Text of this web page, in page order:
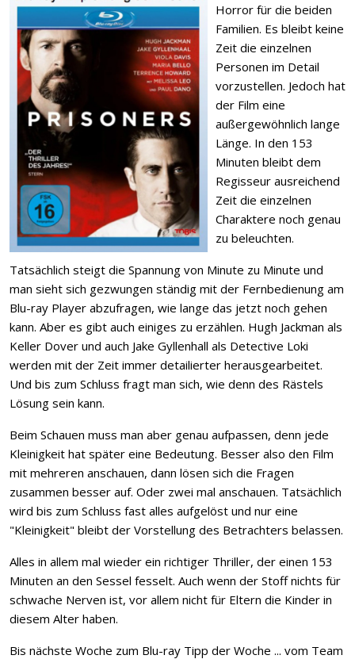
Horror für die beiden
Familien. Es bleibt keine
Zeit die einzelnen
Personen im Detail
vorzustellen. Jedoch hat
der Film eine
außergewöhnlich lange
Länge. In den 153
Minuten bleibt dem
Regisseur ausreichend
Zeit die einzelnen
Charaktere noch genau
zu beleuchten.
Tatsächlich steigt die Spannung von Minute zu Minute und
man sieht sich gezwungen ständig mit der Fernbedienung am
Blu-ray Player abzufragen, wie lange das jetzt noch gehen
kann. Aber es gibt auch einiges zu erzählen. Hugh Jackman als
Keller Dover und auch Jake Gyllenhall als Detective Loki
werden mit der Zeit immer detailierter herausgearbeitet.
Und bis zum Schluss fragt man sich, wie denn des Rästels
Lösung sein kann.
Beim Schauen muss man aber genau aufpassen, denn jede
Kleinigkeit hat später eine Bedeutung. Besser also den Film
mit mehreren anschauen, dann lösen sich die Fragen
zusammen besser auf. Oder zwei mal anschauen. Tatsächlich
wird bis zum Schluss fast alles aufgelöst und nur eine
"Kleinigkeit" bleibt der Vorstellung des Betrachters belassen.
Alles in allem mal wieder ein richtiger Thriller, der einen 153
Minuten an den Sessel fesselt. Auch wenn der Stoff nichts für
schwache Nerven ist, vor allem nicht für Eltern die Kinder in
diesem Alter haben.
Bis nächste Woche zum Blu-ray Tipp der Woche ... vom Team